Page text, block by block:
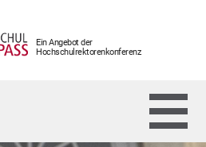
Ein Angebot der
Hochschulrektorenkonferenz